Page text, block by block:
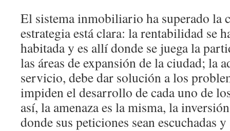
El sistema inmobiliario ha superado la
estrategia está clara: la rentabilidad se
habitada y es allí donde se juega la
las áreas de expansión de la ciudad; la
servicio, debe dar solución a los
impiden el desarrollo de cada uno de
así, la amenaza es la misma, la
donde sus peticiones sean escuchadas y